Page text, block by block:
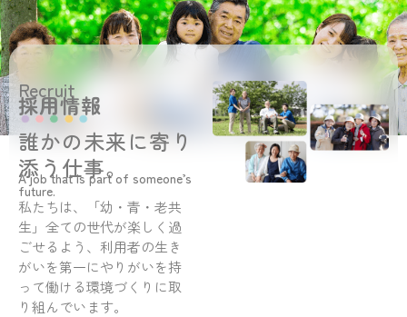
Recruit
採用情報
誰かの未来に寄り
添う仕事。
A job that is part of someone’s
future.
私たちは、「幼・青・老共
生」全ての世代が楽しく過
ごせるよう、利用者の生き
がいを第一にやりがいを持
って働ける環境づくりに取
り組んでいます。